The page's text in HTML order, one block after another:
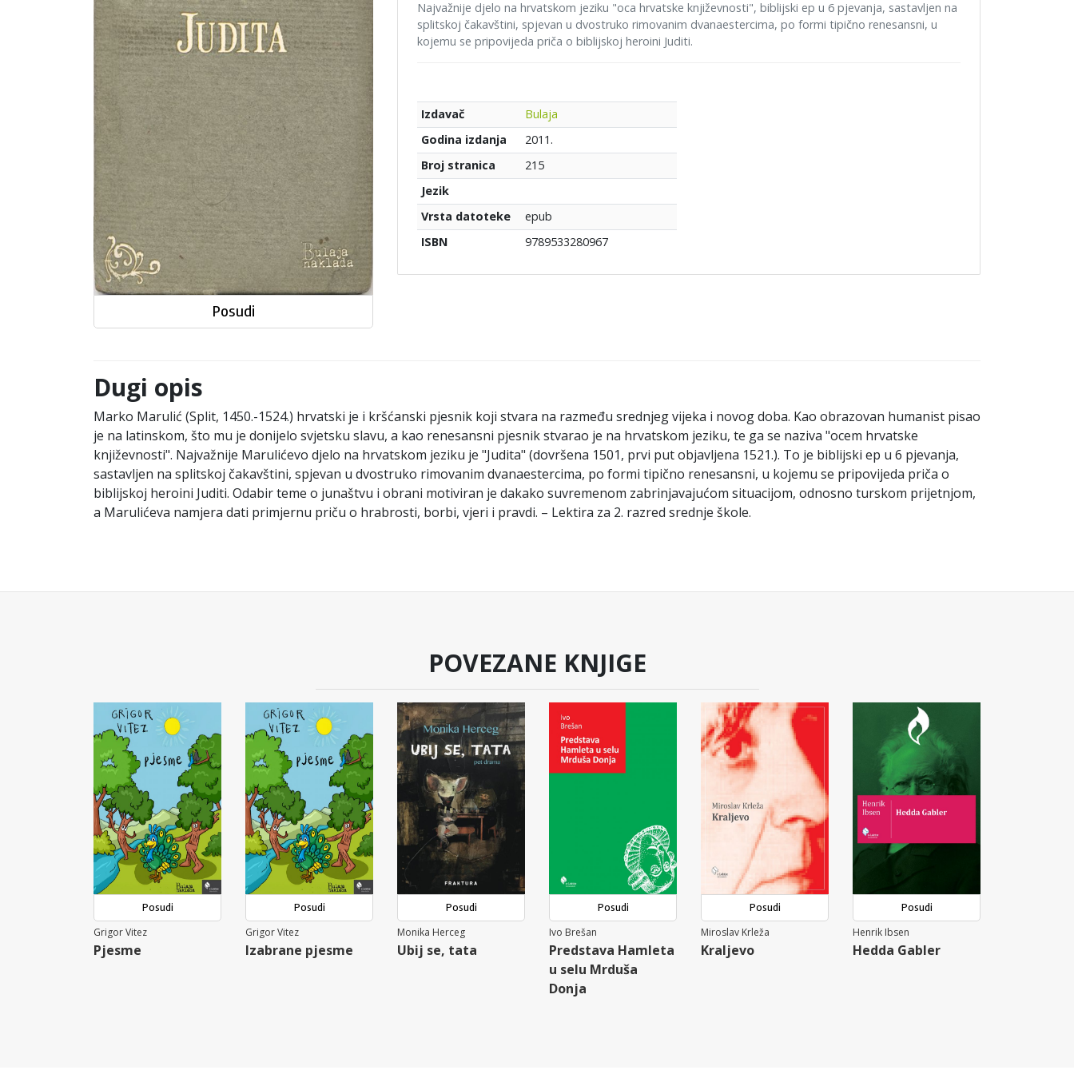
Najvažnije djelo na hrvatskom jeziku "oca hrvatske književnosti", biblijski ep u 6 pjevanja, sastavljen na
splitskoj čakavštini, spjevan u dvostruko rimovanim dvanaestercima, po formi tipično renesansni, u
kojemu se pripovijeda priča o biblijskoj heroini Juditi.
Izdavač
Bulaja
Godina izdanja
2011.
Broj stranica
215
Jezik
Vrsta datoteke
epub
ISBN
9789533280967
Posudi
Dugi opis
Marko Marulić (Split, 1450.-1524.) hrvatski je i kršćanski pjesnik koji stvara na razmeđu srednjeg vijeka i novog doba. Kao obrazovan humanist pisao
je na latinskom, što mu je donijelo svjetsku slavu, a kao renesansni pjesnik stvarao je na hrvatskom jeziku, te ga se naziva "ocem hrvatske
književnosti". Najvažnije Marulićevo djelo na hrvatskom jeziku je "Judita" (dovršena 1501, prvi put objavljena 1521.). To je biblijski ep u 6 pjevanja,
sastavljen na splitskoj čakavštini, spjevan u dvostruko rimovanim dvanaestercima, po formi tipično renesansni, u kojemu se pripovijeda priča o
biblijskoj heroini Juditi. Odabir teme o junaštvu i obrani motiviran je dakako suvremenom zabrinjavajućom situacijom, odnosno turskom prijetnjom,
a Marulićeva namjera dati primjernu priču o hrabrosti, borbi, vjeri i pravdi. – Lektira za 2. razred srednje škole.
POVEZANE KNJIGE
Posudi
Grigor Vitez
Pjesme
Posudi
Grigor Vitez
Izabrane pjesme
Posudi
Monika Herceg
Ubij se, tata
Posudi
Ivo Brešan
Predstava Hamleta
u selu Mrduša
Donja
Posudi
Miroslav Krleža
Kraljevo
Posudi
Henrik Ibsen
Hedda Gabler